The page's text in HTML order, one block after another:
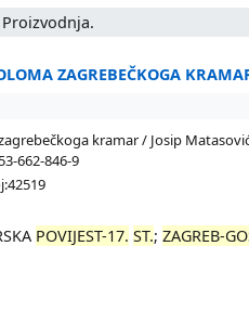
ZAGREBEČKOGA
kramar / Josip
662-846-9
POVIJEST-17. ST.;ZAGREB-